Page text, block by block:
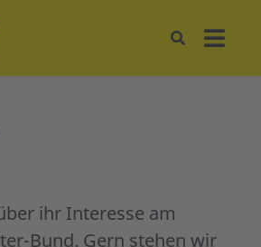
ihr Interesse am
Bund. Gern stehen wir